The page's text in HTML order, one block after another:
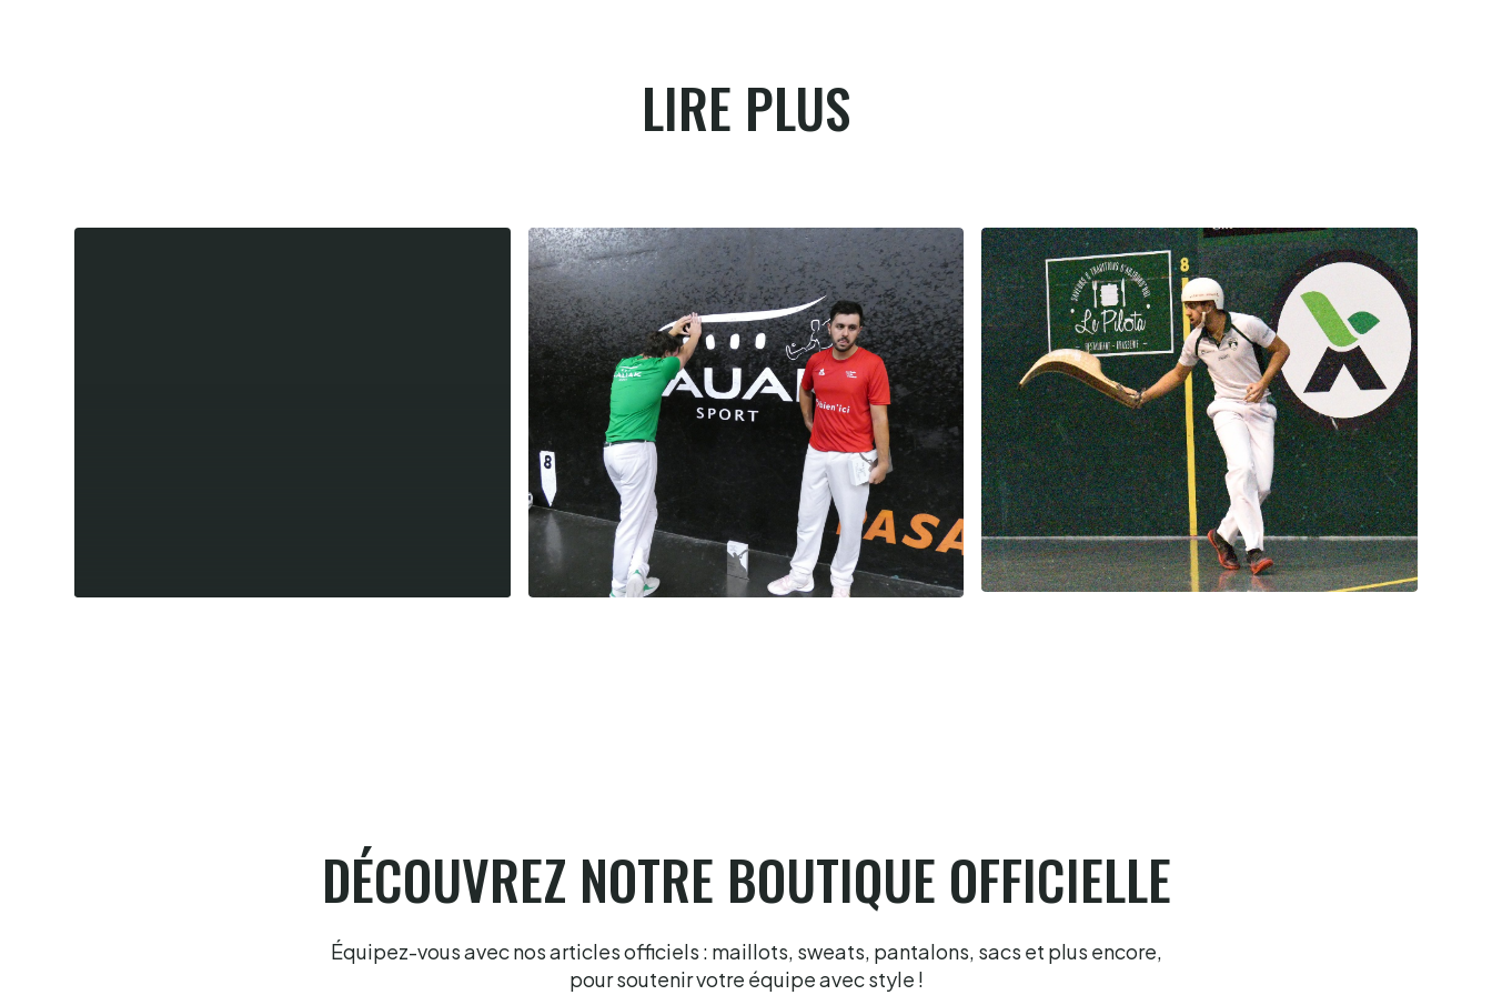
LIRE PLUS
DÉCOUVREZ NOTRE BOUTIQUE OFFICIELLE
Équipez-vous avec nos articles officiels : maillots, sweats, pantalons, sacs et plus encore,
pour soutenir votre équipe avec style !